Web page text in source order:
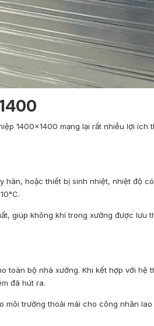
1400×1400 mạng lại rất nhiều lợi ích
hoặc thiết bị sinh nhiệt, nhiệt độ
giúp không khí trong xưởng được lưu
toàn bộ nhà xưởng. Khi kết hợp với hệ
đã hút ra.
môi trường thoải mái cho công nhân